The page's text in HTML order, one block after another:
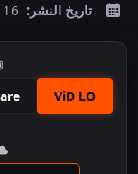
تاريخ النشر: 16 مايو 2026
ViD LO